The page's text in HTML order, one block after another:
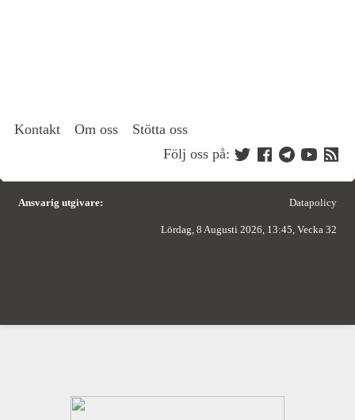
Kontakt Om oss
Stötta oss
Följ oss på:
Ansvarig utgivare: Datapolicy
Lördag, 8 Augusti 2026, 13:45, Vecka 32